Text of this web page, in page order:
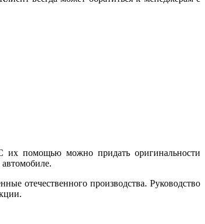
их помощью можно придать оригинальности
отечественного производства. Руководство